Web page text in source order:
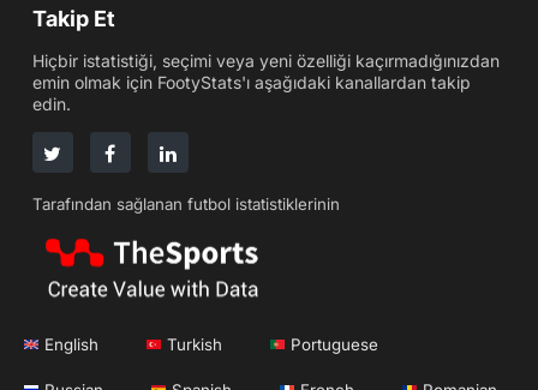
Takip Et
Hiçbir istatistiği, seçimi veya yeni özelliği kaçırmadığınızdan
emin olmak için FootyStats'ı aşağıdaki kanallardan takip
edin.
Tarafından sağlanan futbol istatistiklerinin
English Turkish Portuguese